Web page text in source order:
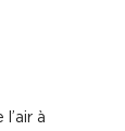
à